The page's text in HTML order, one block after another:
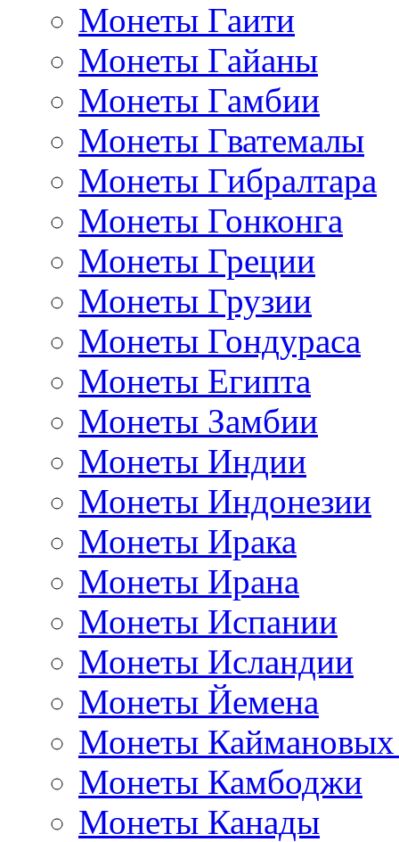
Монеты Гаити
Монеты Гайаны
Монеты Гамбии
Монеты Гватемалы
Монеты Гибралтара
Монеты Гонконга
Монеты Греции
Монеты Грузии
Монеты Гондураса
Монеты Египта
Монеты Замбии
Монеты Индии
Монеты Индонезии
Монеты Ирака
Монеты Ирана
Монеты Испании
Монеты Исландии
Монеты Йемена
Монеты Каймановых
Монеты Камбоджи
Монеты Канады